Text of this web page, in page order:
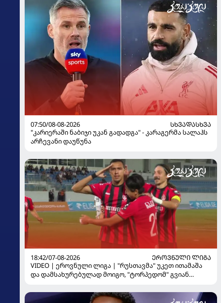
07:50/08-08-2026
ᲡᲮᲕᲐᲓᲐᲡᲮᲕᲐ
"კარიერაში ნაბიჯი უკან გადადგა" - კარაგერმა სალაჰს
არჩევანი დაუწუნა
18:42/07-08-2026
ᲔᲠᲝᲕᲜᲣᲚᲘ ᲚᲘᲒᲐ
VIDEO | ეროვნული ლიგა | "რუსთავმა" უკეთ ითამაშა
და დამსახურებულად მოიგო, "ტორპედომ" გვიან